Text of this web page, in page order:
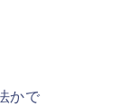
かで